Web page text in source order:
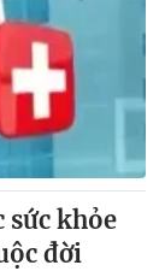
GP-BTTTT
Quốc Thắng,
sức khỏe
đời